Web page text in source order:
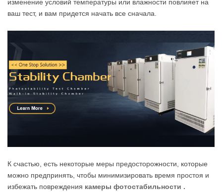
изменение условий температуры или влажности повлияет на
ваш тест, и вам придется начать все сначала.
К счастью, есть некоторые меры предосторожности, которые
можно предпринять, чтобы минимизировать время простоя и
избежать повреждения камеры фотостабильности .